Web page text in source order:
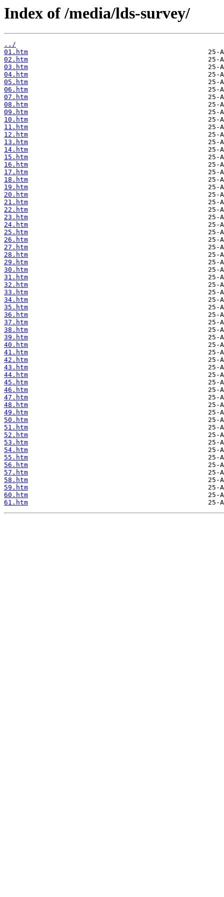
Index of /media/lds-survey/
../
01.htm
02.htm
03.htm
04.htm
05.htm
06.htm
07.htm
08.htm
09.htm
10.htm
11.htm
12.htm
13.htm
14.htm
15.htm
16.htm
17.htm
18.htm
19.htm
20.htm
21.htm
22.htm
23.htm
24.htm
25.htm
26.htm
27.htm
28.htm
29.htm
30.htm
31.htm
32.htm
33.htm
34.htm
35.htm
36.htm
37.htm
38.htm
39.htm
40.htm
41.htm
42.htm
43.htm
44.htm
45.htm
46.htm
47.htm
48.htm
49.htm
50.htm
51.htm
52.htm
53.htm
54.htm
55.htm
56.htm
57.htm
58.htm
59.htm
60.htm
61.htm